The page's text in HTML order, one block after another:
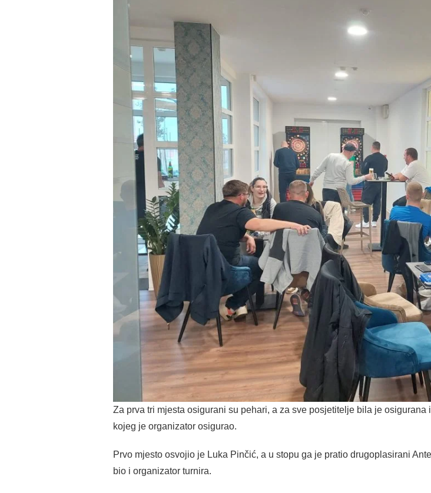
Za prva tri mjesta osigurani su pehari, a za sve posjetitelje bila je
kojeg je organizator osigurao.
Prvo mjesto osvojio je Luka Pinčić, a u stopu ga je pratio drugoplasirani
bio i organizator turnira.